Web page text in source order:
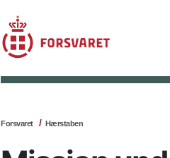
Forsvaret Hærstaben